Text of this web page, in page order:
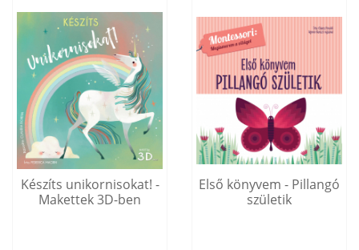
Készíts unikornisokat! -
Makettek 3D-ben
Első könyvem - Pillangó
születik